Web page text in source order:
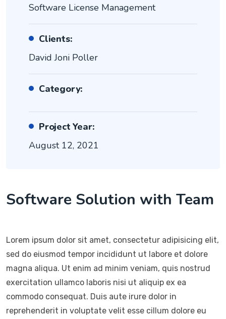
Software License Management
Clients:
David Joni Poller
Category:
Project Year:
August 12, 2021
Software Solution with Team
Lorem ipsum dolor sit amet, consectetur adipisicing elit,
sed do eiusmod tempor incididunt ut labore et dolore
magna aliqua. Ut enim ad minim veniam, quis nostrud
exercitation ullamco laboris nisi ut aliquip ex ea
commodo consequat. Duis aute irure dolor in
reprehenderit in voluptate velit esse cillum dolore eu